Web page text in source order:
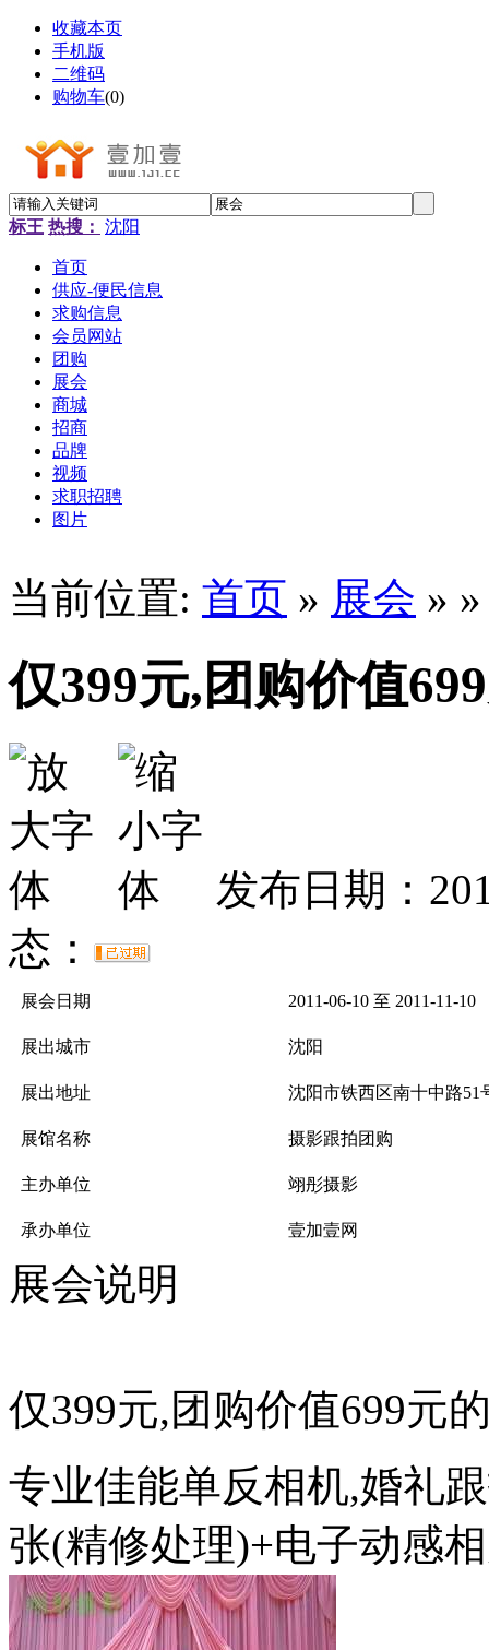
收藏本页
手机版
二维码
购物车(0)
标王 热搜： 沈阳
首页
供应-便民信息
求购信息
会员网站
团购
展会
商城
招商
品牌
视频
求职招聘
图片
当前位置: 首页 » 展会 »
仅399元,团购价值
发布日期：
态：
展会日期 2011-06-10 至 2011-11-10
展出城市 沈阳
展出地址 沈阳市铁西区南十中路51
展馆名称 摄影跟拍团购
主办单位 翊彤摄影
承办单位 壹加壹网
展会说明
仅399元,团购价值699元
专业佳能单反相机,婚礼
张(精修处理)+电子动感